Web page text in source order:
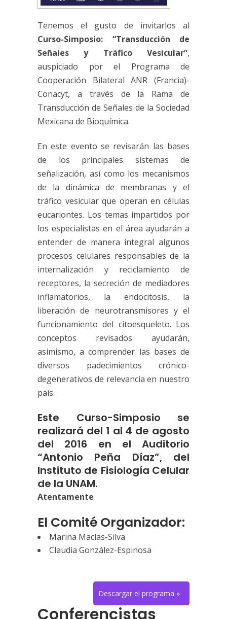
Tenemos el gusto de invitarlos al
Curso-Simposio: “Transducción de
Señales y Tráfico Vesicular”,
auspiciado por el Programa de
Cooperación Bilateral ANR (Francia)-
Conacyt, a través de la Rama de
Transducción de Señales de la Sociedad
Mexicana de Bioquímica.
En este evento se revisarán las bases
de los principales sistemas de
señalización, así como los mecanismos
de la dinámica de membranas y el
tráfico vesicular que operan en células
eucariontes. Los temas impartidos por
los especialistas en el área ayudarán a
entender de manera integral algunos
procesos celulares responsables de la
internalización y reciclamiento de
receptores, la secreción de mediadores
inflamatorios, la endocitosis, la
liberación de neurotransmisores y el
funcionamiento del citoesqueleto. Los
conceptos revisados ayudarán,
asimismo, a comprender las bases de
diversos padecimientos crónico-
degenerativos de relevancia en nuestro
país.
Este Curso-Simposio se
realizará del 1 al 4 de agosto
del 2016 en el Auditorio
“Antonio Peña Díaz”, del
Instituto de Fisiología Celular
de la UNAM.
Atentamente
El Comité Organizador:
Marina Macías-Silva
Claudia González-Espinosa
Descargar el programa »
Conferencistas